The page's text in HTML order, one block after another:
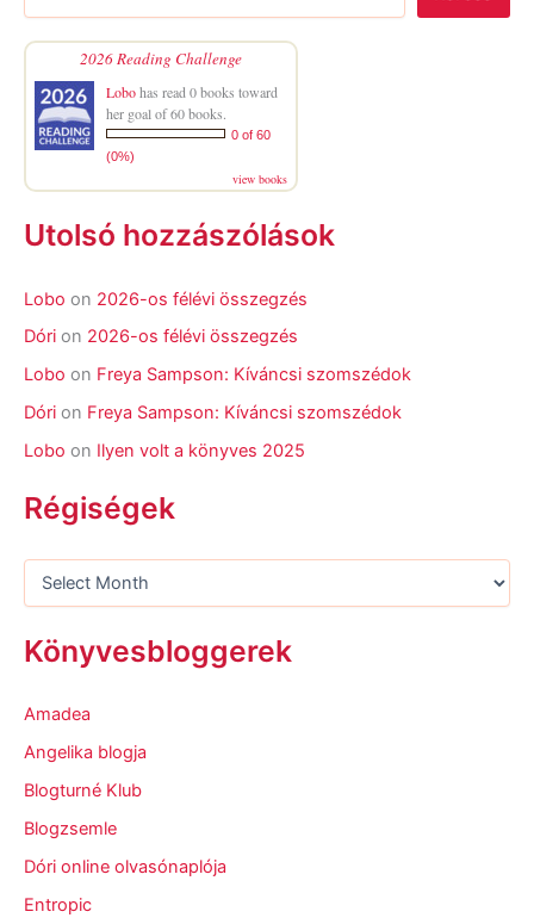
2026 Reading Challenge
Lobohas read 0 books toward
her goal of 60 books.
0 of 60
(0%)
view books
Utolsó hozzászólások
Lobo on 2026-os félévi összegzés
Dóri on 2026-os félévi összegzés
Lobo on Freya Sampson: Kíváncsi szomszédok
Dóri on Freya Sampson: Kíváncsi szomszédok
Lobo on Ilyen volt a könyves 2025
Régiségek
Könyvesbloggerek
Amadea
Angelika blogja
Blogturné Klub
Blogzsemle
Dóri online olvasónaplója
Entropic